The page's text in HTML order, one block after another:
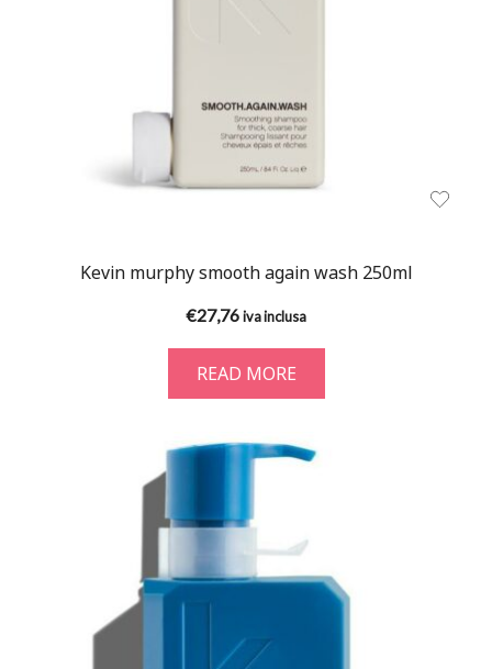
Kevin murphy smooth again wash 250ml
€27,76iva inclusa
READ MORE